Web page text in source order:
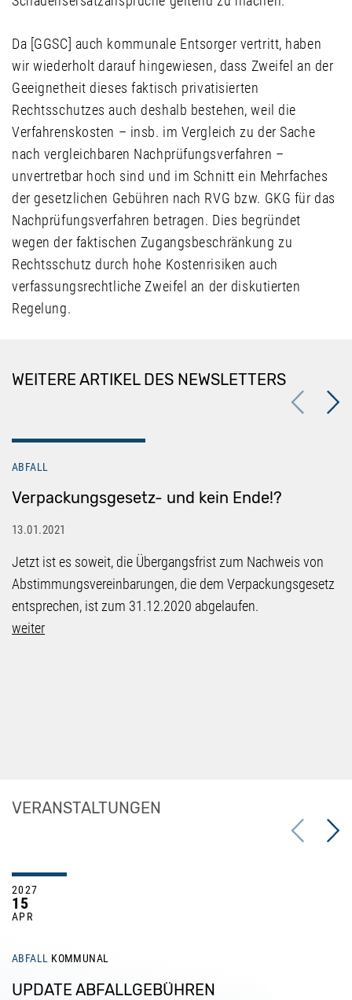
Da [GGSC] auch kommunale Entsorger vertritt, haben
wir wiederholt darauf hingewiesen, dass Zweifel an der
Geeignetheit dieses faktisch privatisierten
Rechtsschutzes auch deshalb bestehen, weil die
Verfahrenskosten – insb. im Vergleich zu der Sache
nach vergleichbaren Nachprüfungsverfahren –
unvertretbar hoch sind und im Schnitt ein Mehrfaches
der gesetzlichen Gebühren nach RVG bzw. GKG für das
Nachprüfungsverfahren betragen. Dies begründet
wegen der faktischen Zugangsbeschränkung zu
Rechtsschutz durch hohe Kostenrisiken auch
verfassungsrechtliche Zweifel an der diskutierten
Regelung.
WEITERE ARTIKEL DES NEWSLETTERS
Previous
ABFALL
Verpackungsgesetz- und kein Ende!?
13.01.2021
Jetzt ist es soweit, die Übergangsfrist zum Nachweis von
Abstimmungsvereinbarungen, die dem Verpackungsgesetz
entsprechen, ist zum 31.12.2020 abgelaufen.
weiter
Next
VERANSTALTUNGEN
Previous
2027
15
APR
ABFALL KOMMUNAL
UPDATE ABFALLGEBÜHREN
Next